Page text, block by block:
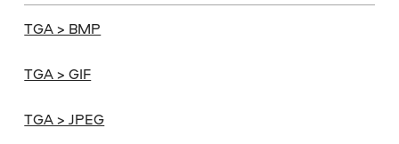
TGA > BMP
TGA > GIF
TGA > JPEG